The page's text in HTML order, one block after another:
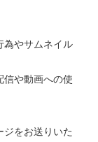
為やサムネイル
信や動画への使
ジをお送りいた